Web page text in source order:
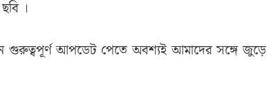
।
গুরুত্বপূর্ণ আপডেট পেতে অবশ্যই আমাদের সঙ্গে জুড়ে